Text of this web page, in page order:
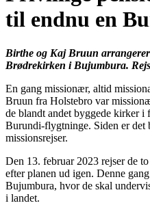
til endnu en
Birthe og Kaj Bruun
Brødrekirken i Bujumbura.
En gang missionær, altid
Bruun fra Holstebro var
de blandt andet byggede kirker
Burundi-flygtninge. Siden er det
missionsrejser.
Den 13. februar 2023 rejser de
efter planen ud igen. Denne
Bujumbura, hvor de skal
i landet.